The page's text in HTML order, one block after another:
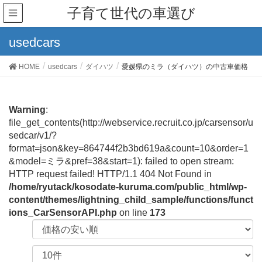
子育て世代の車選び
usedcars
HOME usedcars ダイハツ 愛媛県のミラ（ダイハツ）の中古車価格
Warning:
file_get_contents(http://webservice.recruit.co.jp/carsensor/u
sedcar/v1/?
format=json&key=864744f2b3bd619a&count=10&order=1
&model=ミラ&pref=38&start=1): failed to open stream:
HTTP request failed! HTTP/1.1 404 Not Found in
/home/ryutack/kosodate-kuruma.com/public_html/wp-
content/themes/lightning_child_sample/functions/funct
ions_CarSensorAPI.php on line 173